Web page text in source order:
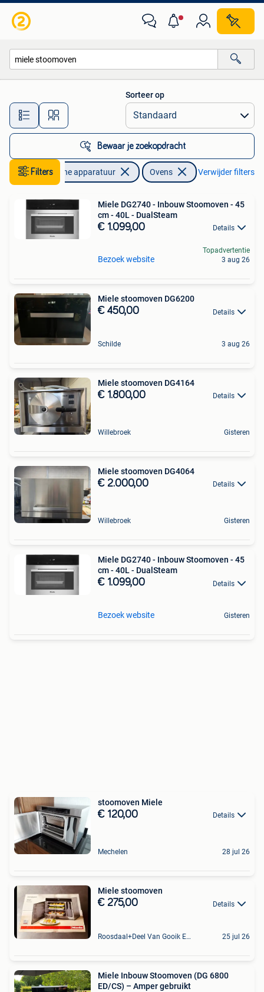
Alle afstanden…
Sorteer op
Bewaar je zoekopdracht
Filters
Elektronische apparatuur Ovens Verwijder filters
Miele DG2740 - Inbouw Stoomoven - 45
cm - 40L - DualSteam
€ 1.099,00 Details
Bezoek website
Topadvertentie
3 aug 26
Miele stoomoven DG6200
€ 450,00 Details
Schilde 3 aug 26
Miele stoomoven DG4164
€ 1.800,00 Details
Willebroek Gisteren
Miele stoomoven DG4064
€ 2.000,00 Details
Willebroek Gisteren
Miele DG2740 - Inbouw Stoomoven - 45
cm - 40L - DualSteam
€ 1.099,00 Details
Bezoek website Gisteren
stoomoven Miele
€ 120,00 Details
Mechelen 28 jul 26
Miele stoomoven
€ 275,00 Details
Roosdaal+Deel Van Gooik En Sint-Kwintens-Lennik 25 jul 26
Miele Inbouw Stoomoven (DG 6800
ED/CS) – Amper gebruikt